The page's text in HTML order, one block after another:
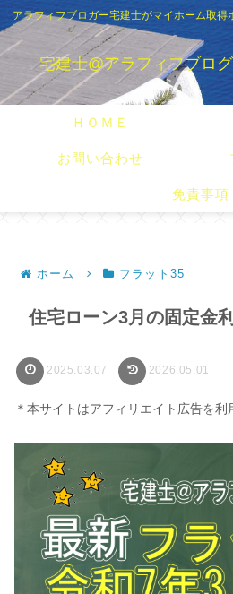
アラフィフブロガー宅建士がマイホーム取
宅建士@アラフィフブロ
ＨＯＭＥ
お問い合わせ
免責事項
ホーム フラット35
住宅ローン3月の固定金
2025.03.07 2026.05.01
＊本サイトはアフィリエイト広告を利